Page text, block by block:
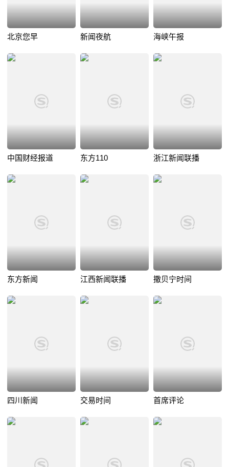
北京您早 新闻夜航 海峡午报
中国财经报道 东方110 浙江新闻联播
东方新闻 江西新闻联播 撒贝宁时间
四川新闻 交易时间 首席评论